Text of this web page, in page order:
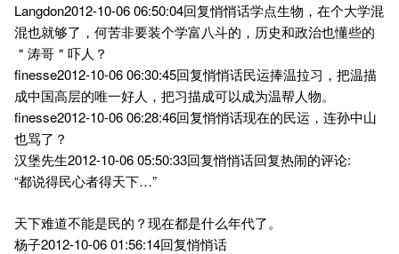
Langdon2012-10-06 06:50:04回复悄悄话学点生物，在个大学混
混也就够了，何苦非要装个学富八斗的，历史和政治也懂些的
＂涛哥＂吓人？
finesse2012-10-06 06:30:45回复悄悄话民运捧温拉习，把温描
成中国高层的唯一好人，把习描成可以成为温帮人物。
finesse2012-10-06 06:28:46回复悄悄话现在的民运，连孙中山
也骂了？
汉堡先生2012-10-06 05:50:33回复悄悄话回复热闹的评论:
“都说得民心者得天下…”
天下难道不能是民的？现在都是什么年代了。
杨子2012-10-06 01:56:14回复悄悄话